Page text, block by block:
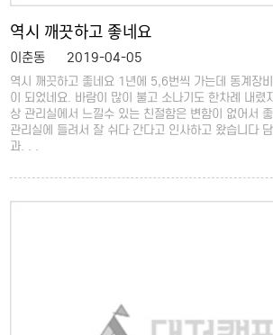
역시 깨끗하고 좋네요
이춘동 2019-04-05
역시 깨끗하고 좋네요 1년에 5,6번씩 가는데 동계장
이 되었네요. 바람이 많이 불고 소나기도 한차례 내렸
상 관리실에서 느낄수 있는 친절함은 변함이 없어서
관리실에 들려서 잘 쉬다 간다고 인사하고 왔습니다
과. . .